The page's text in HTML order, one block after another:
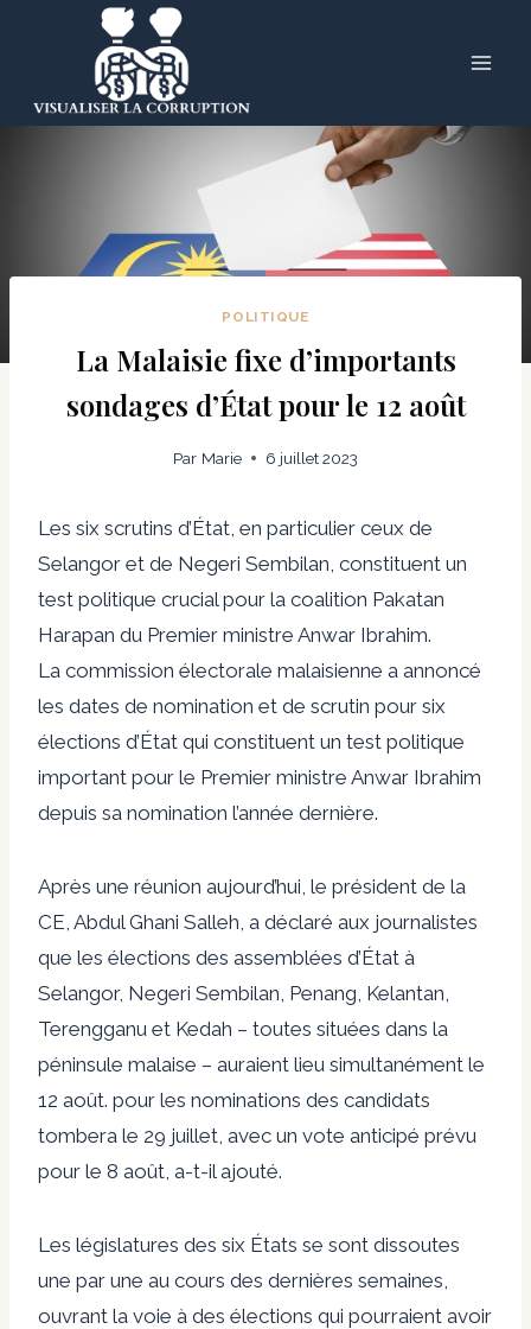
POLITIQUE
La Malaisie fixe d’importants
sondages d’État pour le 12 août
Par Marie 6 juillet 2023
Les six scrutins d’État, en particulier ceux de
Selangor et de Negeri Sembilan, constituent un
test politique crucial pour la coalition Pakatan
Harapan du Premier ministre Anwar Ibrahim.
La commission électorale malaisienne a annoncé
les dates de nomination et de scrutin pour six
élections d’État qui constituent un test politique
important pour le Premier ministre Anwar Ibrahim
depuis sa nomination l’année dernière.
Après une réunion aujourd’hui, le président de la
CE, Abdul Ghani Salleh, a déclaré aux journalistes
que les élections des assemblées d’État à
Selangor, Negeri Sembilan, Penang, Kelantan,
Terengganu et Kedah – toutes situées dans la
péninsule malaise – auraient lieu simultanément le
12 août. pour les nominations des candidats
tombera le 29 juillet, avec un vote anticipé prévu
pour le 8 août, a-t-il ajouté.
Les législatures des six États se sont dissoutes
une par une au cours des dernières semaines,
ouvrant la voie à des élections qui pourraient avoir